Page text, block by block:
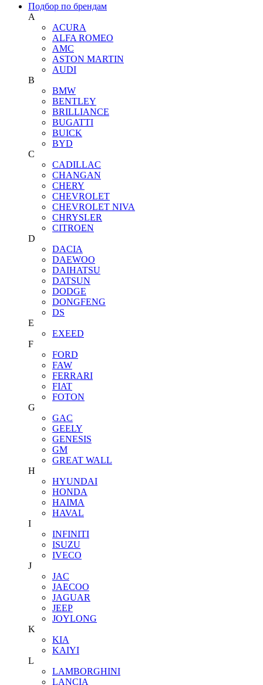
Подбор по брендам
A
ACURA
ALFA ROMEO
AMC
ASTON MARTIN
AUDI
B
BMW
BENTLEY
BRILLIANCE
BUGATTI
BUICK
BYD
C
CADILLAC
CHANGAN
CHERY
CHEVROLET
CHEVROLET NIVA
CHRYSLER
CITROEN
D
DACIA
DAEWOO
DAIHATSU
DATSUN
DODGE
DONGFENG
DS
E
EXEED
F
FORD
FAW
FERRARI
FIAT
FOTON
G
GAC
GEELY
GENESIS
GM
GREAT WALL
H
HYUNDAI
HONDA
HAIMA
HAVAL
I
INFINITI
ISUZU
IVECO
J
JAC
JAECOO
JAGUAR
JEEP
JOYLONG
K
KIA
KAIYI
L
LAMBORGHINI
LANCIA